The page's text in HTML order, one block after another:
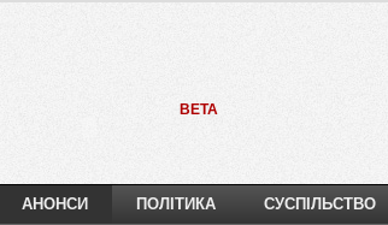
BETA
АНОНСИ ПОЛІТИКА СУСПІЛЬСТВО